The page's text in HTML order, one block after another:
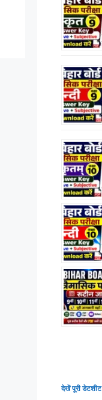
देखें पूरी डेटशीट